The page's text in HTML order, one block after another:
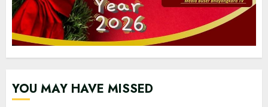
YOU MAY HAVE MISSED